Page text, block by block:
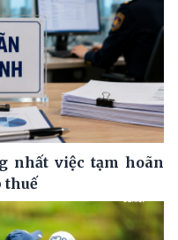
nhất việc tạm hoãn
thuế